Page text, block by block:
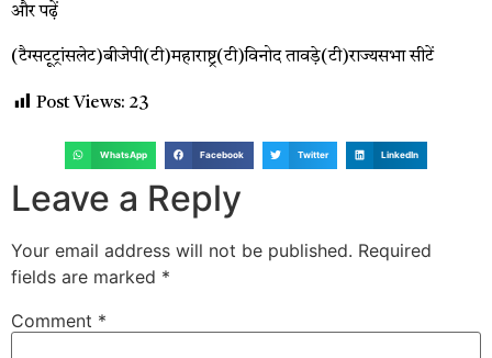
और पढ़ें
(टैग्सटूट्रांसलेट)बीजेपी(टी)महाराष्ट्र(टी)विनोद तावड़े(टी)राज्यसभा सीटें
Post Views: 23
WhatsApp Facebook Twitter LinkedIn
Leave a Reply
Your email address will not be published. Required
fields are marked *
Comment *